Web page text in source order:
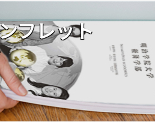
フレット